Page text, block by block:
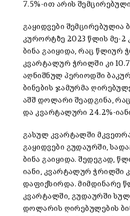
7.5%-ით არის
გაყიდვები შემცირებულია
კურორტზე 2023 წლის მე-2
ბინა გაიყიდა, რაც წლიურ
კვარტალურ ჭრილში კი
აღნიშნულ პერიოდში
ბინების ჯამურმა
აშშ დოლარი შეადგინა, რაც
და კვარტალური 24.2%-
გასულ კვარტალში
გაყიდვები გუდაურში,
ბინა გაიყიდა. შედეგად,
იანი, კვარტალურ ჭრილში
დაფიქსირდა. მიმდინარე
კვარტალში, გუდაურში სულ
დოლარის ღირებულების